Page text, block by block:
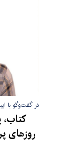
در گفت‌وگو با
روزهای